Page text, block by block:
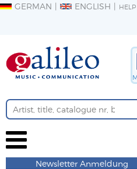
GERMAN ENGLISH HELP
Newsletter Anmeldung